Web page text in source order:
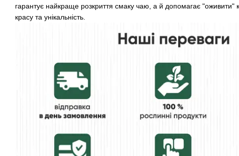
гарантує найкраще розкриття смаку чаю, а й допомагає "оживити"
красу та унікальність.